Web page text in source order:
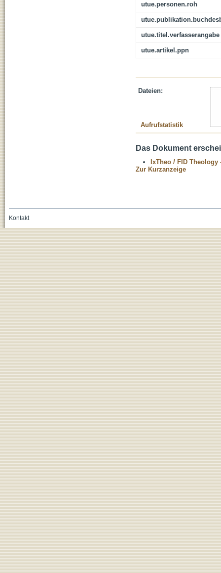
utue.personen.roh
utue.titel.verfasserangabe
utue.artikel.ppn
Dateien:
Aufrufstatistik
Das Dokument
IxTheo / FID Theology
Zur Kurzanzeige
Kontakt